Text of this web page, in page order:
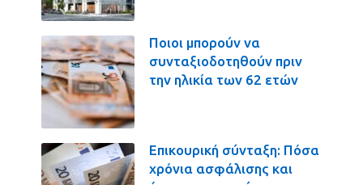
Ποιοι μπορούν να
συνταξιοδοτηθούν πριν
την ηλικία των 62 ετών
Επικουρική σύνταξη: Πόσα
χρόνια ασφάλισης και